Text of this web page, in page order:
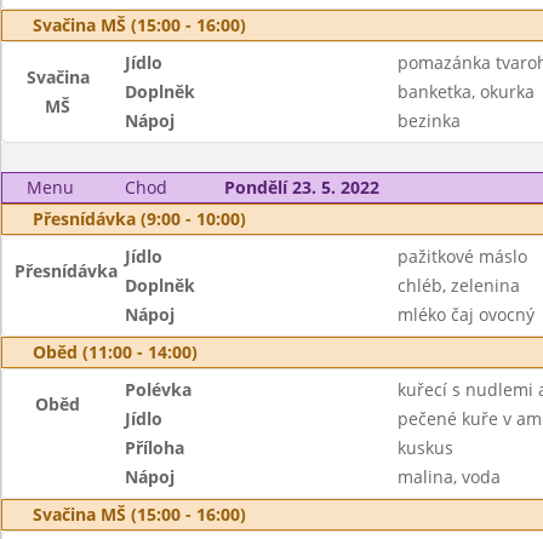
Svačina MŠ (15:00 - 16:00)
Svačina
MŠ
Jídlo
pomazánka
Doplněk
banketka, okurka
Nápoj
bezinka
Menu Chod
Pondělí 23. 5. 2022
Přesnídávka (9:00 - 10:00)
Přesnídávka
Jídlo
pažitkové máslo
Doplněk
chléb, zelenina
Nápoj
mléko čaj ovocný
Oběd (11:00 - 14:00)
Oběd
Polévka
kuřecí s nudlemi
Jídlo
pečené kuře v
Příloha
kuskus
Nápoj
malina, voda
Svačina MŠ (15:00 - 16:00)